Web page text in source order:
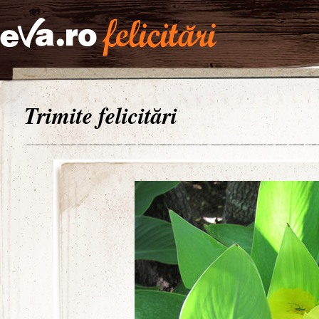
Trimite felicitări